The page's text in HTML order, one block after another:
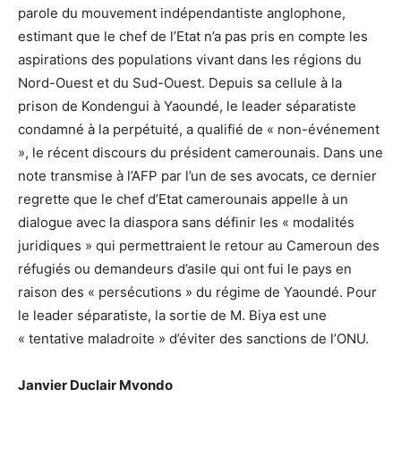
parole du mouvement indépendantiste anglophone,
estimant que le chef de l’Etat n’a pas pris en compte les
aspirations des populations vivant dans les régions du
Nord-Ouest et du Sud-Ouest. Depuis sa cellule à la
prison de Kondengui à Yaoundé, le leader séparatiste
condamné à la perpétuité, a qualifié de « non-événement
», le récent discours du président camerounais. Dans une
note transmise à l’AFP par l’un de ses avocats, ce dernier
regrette que le chef d’Etat camerounais appelle à un
dialogue avec la diaspora sans définir les « modalités
juridiques » qui permettraient le retour au Cameroun des
réfugiés ou demandeurs d’asile qui ont fui le pays en
raison des « persécutions » du régime de Yaoundé. Pour
le leader séparatiste, la sortie de M. Biya est une
« tentative maladroite » d’éviter des sanctions de l’ONU.
Janvier Duclair Mvondo